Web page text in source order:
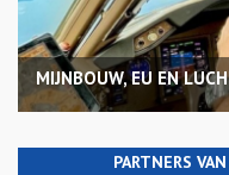
MIJNBOUW, EU EN
PARTNERS